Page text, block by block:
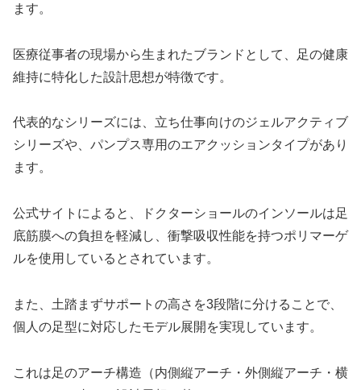
ます。
医療従事者の現場から生まれたブランドとして、足の健康
維持に特化した設計思想が特徴です。
代表的なシリーズには、立ち仕事向けのジェルアクティブ
シリーズや、パンプス専用のエアクッションタイプがあり
ます。
公式サイトによると、ドクターショールのインソールは足
底筋膜への負担を軽減し、衝撃吸収性能を持つポリマーゲ
ルを使用しているとされています。
また、土踏まずサポートの高さを3段階に分けることで、
個人の足型に対応したモデル展開を実現しています。
これは足のアーチ構造（内側縦アーチ・外側縦アーチ・横